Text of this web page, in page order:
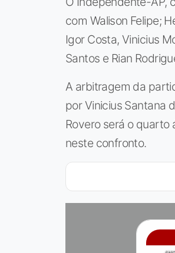
com Walison Felipe;
Igor Costa, Vinicius
Santos e Rian
A arbitragem da
por Vinicius Santana
Rovero será o quarto
neste confronto.